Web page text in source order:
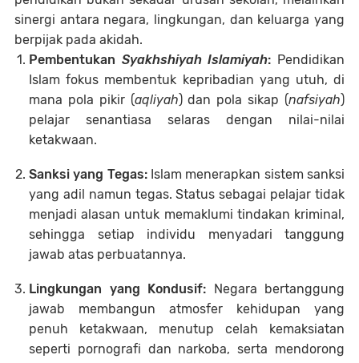
sinergi antara negara, lingkungan, dan keluarga yang
berpijak pada akidah.
Pembentukan Syakhshiyah Islamiyah: Pendidikan
Islam fokus membentuk kepribadian yang utuh, di
mana pola pikir (aqliyah) dan pola sikap (nafsiyah)
pelajar senantiasa selaras dengan nilai-nilai
ketakwaan.
Sanksi yang Tegas:Islam menerapkan sistem sanksi
yang adil namun tegas. Status sebagai pelajar tidak
menjadi alasan untuk memaklumi tindakan kriminal,
sehingga setiap individu menyadari tanggung
jawab atas perbuatannya.
Lingkungan yang Kondusif: Negara bertanggung
jawab membangun atmosfer kehidupan yang
penuh ketakwaan, menutup celah kemaksiatan
seperti pornografi dan narkoba, serta mendorong